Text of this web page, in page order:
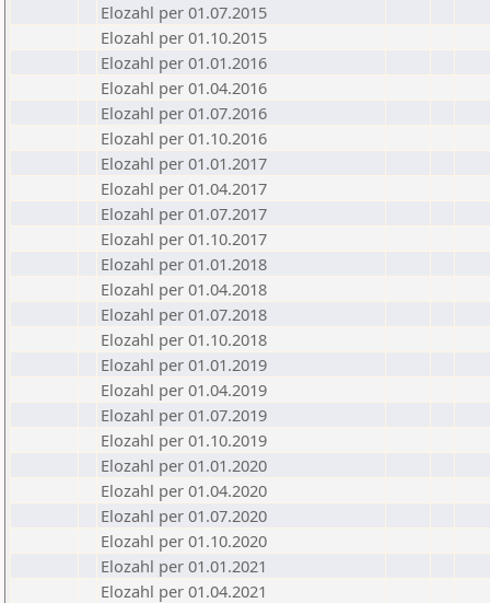
Elozahl per 01.07.2015
Elozahl per 01.10.2015
Elozahl per 01.01.2016
Elozahl per 01.04.2016
Elozahl per 01.07.2016
Elozahl per 01.10.2016
Elozahl per 01.01.2017
Elozahl per 01.04.2017
Elozahl per 01.07.2017
Elozahl per 01.10.2017
Elozahl per 01.01.2018
Elozahl per 01.04.2018
Elozahl per 01.07.2018
Elozahl per 01.10.2018
Elozahl per 01.01.2019
Elozahl per 01.04.2019
Elozahl per 01.07.2019
Elozahl per 01.10.2019
Elozahl per 01.01.2020
Elozahl per 01.04.2020
Elozahl per 01.07.2020
Elozahl per 01.10.2020
Elozahl per 01.01.2021
Elozahl per 01.04.2021